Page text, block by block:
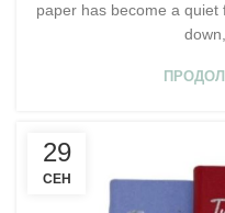
paper has become a
29
СЕН